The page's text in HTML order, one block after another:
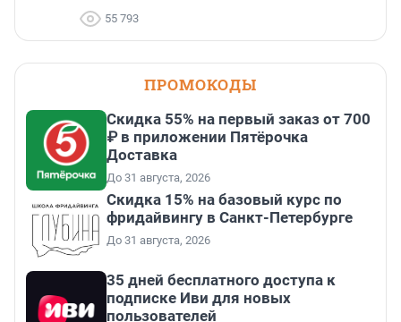
55 793
ПРОМОКОДЫ
Скидка 55% на первый заказ от 700
₽ в приложении Пятёрочка
Доставка
До 31 августа, 2026
Скидка 15% на базовый курс по
фридайвингу в Санкт-Петербурге
До 31 августа, 2026
35 дней бесплатного доступа к
подписке Иви для новых
пользователей